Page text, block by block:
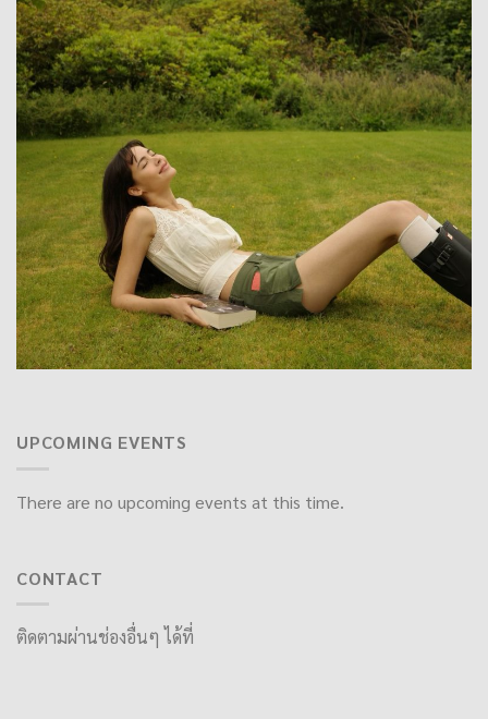
UPCOMING EVENTS
There are no upcoming events at this time.
CONTACT
ติดตามผ่านช่องอื่นๆ ได้ที่